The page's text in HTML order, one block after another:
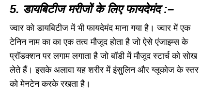
5. डायबिटीज मरीजों के लिए फायदेमंद :–
ज्वार को डायबिटीज में भी फायदेमंद माना गया है। ज्वार में एक
टेनिन नाम का का एक तत्व मौजूद होता है जो ऐसे एंजाइम्स के
प्रॉडक्शन पर लगाम लगाता है जो बॉडी में मौजूद स्टार्च को सोख
लेते हैं। इसके अलावा यह शरीर में इंसुलिन और ग्लूकोज के स्तर
को मेनटेन करके रखता है।